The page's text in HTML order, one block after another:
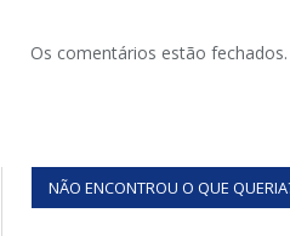
Os comentários estão fechados.
NÃO ENCONTROU O QUE